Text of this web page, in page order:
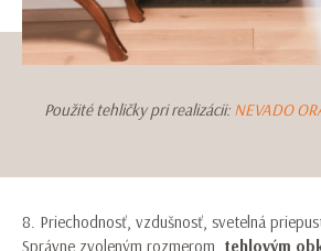
Použité tehličky pri realizácii: NEVADO
8. Priechodnosť, vzdušnosť, svetelná
Správne zvoleným rozmerom, tehlovým